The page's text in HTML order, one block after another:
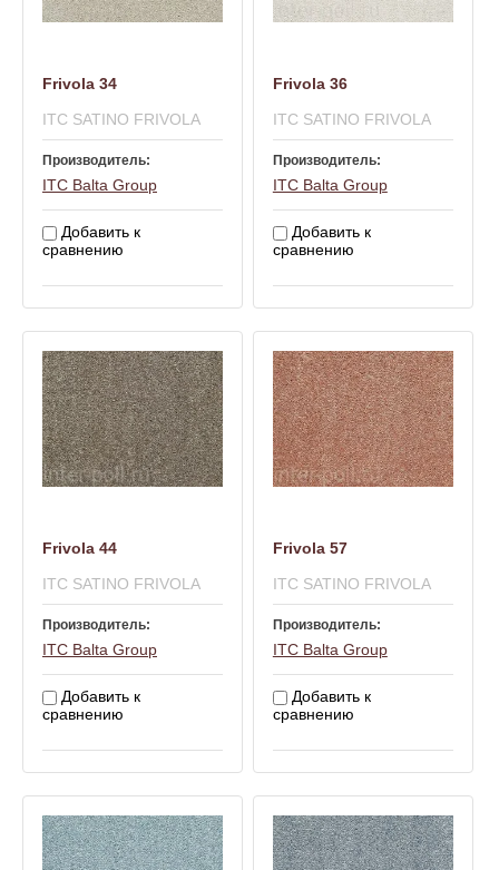
Frivola 34
ITC SATINO FRIVOLA
Производитель:
ITC Balta Group
Добавить к
сравнению
Frivola 36
ITC SATINO FRIVOLA
Производитель:
ITC Balta Group
Добавить к
сравнению
Frivola 44
ITC SATINO FRIVOLA
Производитель:
ITC Balta Group
Добавить к
сравнению
Frivola 57
ITC SATINO FRIVOLA
Производитель:
ITC Balta Group
Добавить к
сравнению